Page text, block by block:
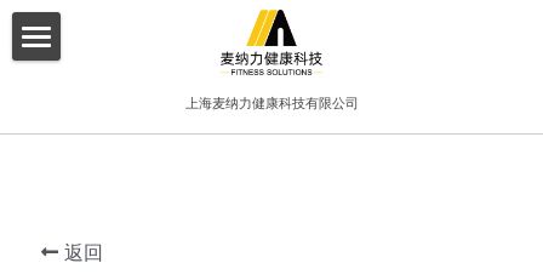
上海麦纳力健康科技有限公司
关于我们
增值服务
返回
博客分类